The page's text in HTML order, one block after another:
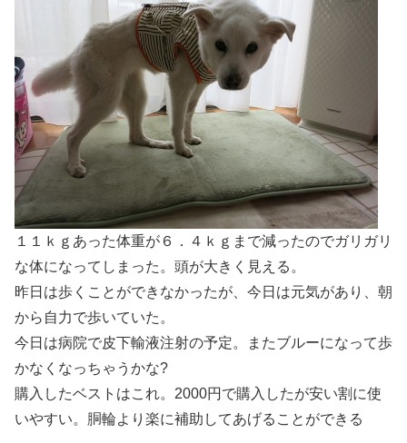
１１ｋｇあった体重が６．４ｋｇまで減ったのでガリガリ
な体になってしまった。頭が大きく見える。
昨日は歩くことができなかったが、今日は元気があり、朝
から自力で歩いていた。
今日は病院で皮下輸液注射の予定。またブルーになって歩
かなくなっちゃうかな?
購入したベストはこれ。2000円で購入したが安い割に使
いやすい。胴輪より楽に補助してあげることができる